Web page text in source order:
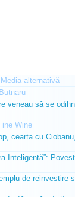
alternativă
veneau să se
Wine
cearta cu
Inteligentă”:
de reinvestire